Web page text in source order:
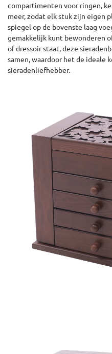
compartimenten voor ringen,
meer, zodat elk stuk zijn eigen
spiegel op de bovenste laag
gemakkelijk kunt bewonderen
of dressoir staat, deze
samen, waardoor het de ideale
sieradenliefhebber.